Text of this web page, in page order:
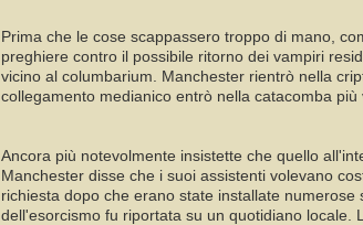
Prima che le cose scappassero troppo di mano,
preghiere contro il possibile ritorno dei vampiri
vicino al columbarium. Manchester rientrò nella
collegamento medianico entrò nella catacomba
Ancora più notevolmente insistette che quello
Manchester disse che i suoi assistenti volevano
richiesta dopo che erano state installate
dell'esorcismo fu riportata su un quotidiano